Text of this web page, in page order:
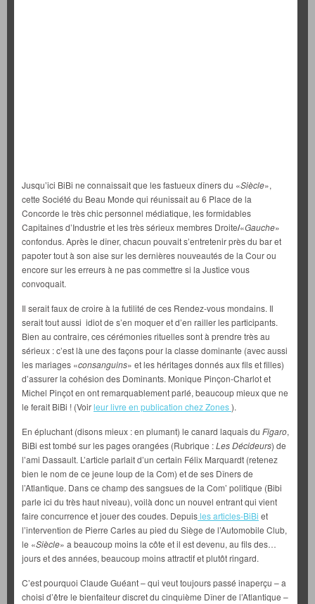
Jusqu’ici BiBi ne connaissait que les fastueux dîners du «Siècle»,
cette Société du Beau Monde qui réunissait au 6 Place de la
Concorde le très chic personnel médiatique, les formidables
Capitaines d’Industrie et les très sérieux membres Droite/«Gauche»
confondus. Après le dîner, chacun pouvait s’entretenir près du bar et
papoter tout à son aise sur les dernières nouveautés de la Cour ou
encore sur les erreurs à ne pas commettre si la Justice vous
convoquait.
Il serait faux de croire à la futilité de ces Rendez-vous mondains. Il
serait tout aussi idiot de s’en moquer et d’en railler les participants.
Bien au contraire, ces cérémonies rituelles sont à prendre très au
sérieux : c’est là une des façons pour la classe dominante (avec aussi
les mariages «consanguins» et les héritages donnés aux fils et filles)
d’assurer la cohésion des Dominants. Monique Pinçon-Charlot et
Michel Pinçot en ont remarquablement parlé, beaucoup mieux que ne
le ferait BiBi ! (Voirleur livre en publication chez Zones).
En épluchant (disons mieux : en plumant) le canard laquais du Figaro,
BiBi est tombé sur les pages orangées (Rubrique :Les Décideurs) de
l’ami Dassault. L’article parlait d’un certain Félix Marquardt (retenez
bien le nom de ce jeune loup de la Com) et de ses Dîners de
l’Atlantique. Dans ce champ des sangsues de la Com’ politique (Bibi
parle ici du très haut niveau), voilà donc un nouvel entrant qui vient
faire concurrence et jouer des coudes. Depuisles articles-BiBi et
l’intervention de Pierre Carles au pied du Siège de l’Automobile Club,
le «Siècle» a beaucoup moins la côte et il est devenu, au fils des…
jours et des années, beaucoup moins attractif et plutôt ringard.
C’est pourquoi Claude Guéant – qui veut toujours passé inaperçu – a
choisi d’être le bienfaiteur discret du cinquième Dîner de l’Atlantique –